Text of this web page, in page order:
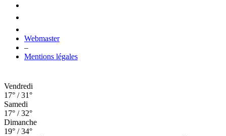
Webmaster
–
Mentions légales
Vendredi
17° / 31°
Samedi
17° / 32°
Dimanche
19° / 34°